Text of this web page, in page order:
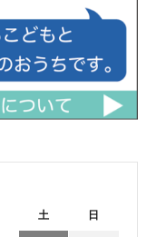
土 日